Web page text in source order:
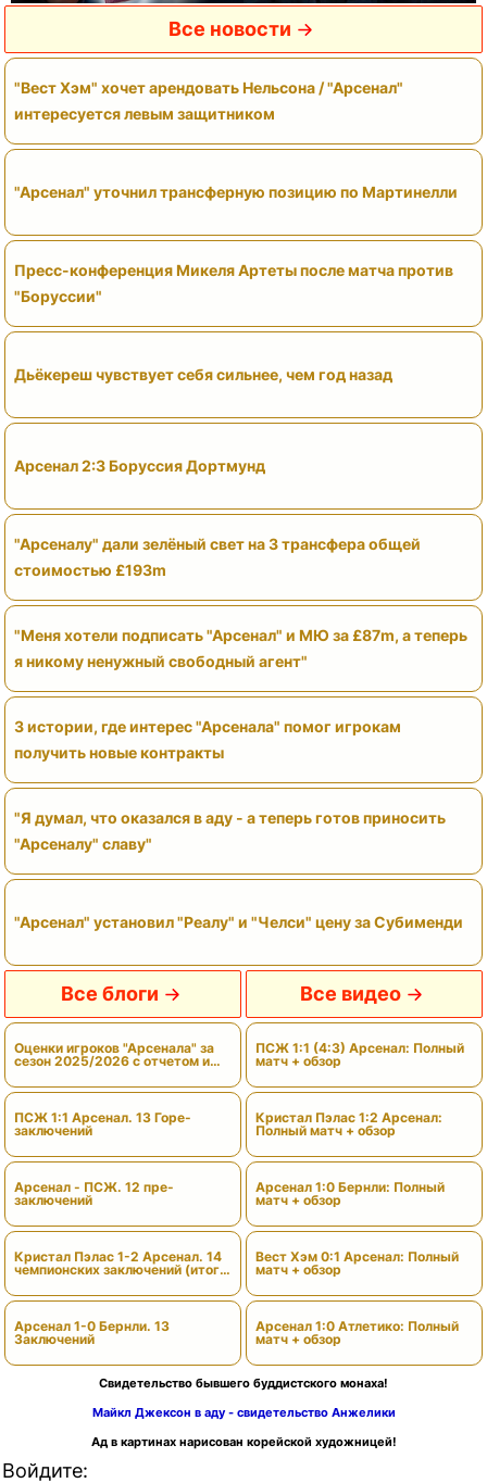
Все новости
"Вест Хэм" хочет арендовать Нельсона / "Арсенал"
интересуется левым защитником
"Арсенал" уточнил трансферную позицию по Мартинелли
Пресс-конференция Микеля Артеты после матча против
"Боруссии"
Дьёкереш чувствует себя сильнее, чем год назад
Арсенал 2:3 Боруссия Дортмунд
"Арсеналу" дали зелёный свет на 3 трансфера общей
стоимостью £193m
"Меня хотели подписать "Арсенал" и МЮ за £87m, а теперь
я никому ненужный свободный агент"
3 истории, где интерес "Арсенала" помог игрокам
получить новые контракты
"Я думал, что оказался в аду - а теперь готов приносить
"Арсеналу" славу"
"Арсенал" установил "Реалу" и "Челси" цену за Субименди
Все блоги
Оценки игроков "Арсенала" за
сезон 2025/2026 с отчетом и
вердиктами
ПСЖ 1:1 Арсенал. 13 Горе-
заключений
Арсенал - ПСЖ. 12 пре-
заключений
Кристал Пэлас 1-2 Арсенал. 14
чемпионских заключений (итоги
Арсенал 1-0 Бернли. 13
Заключений
Все видео
ПСЖ 1:1 (4:3) Арсенал: Полный
матч + обзор
Кристал Пэлас 1:2 Арсенал:
Полный матч + обзор
Арсенал 1:0 Бернли: Полный
матч + обзор
Вест Хэм 0:1 Арсенал: Полный
матч + обзор
Арсенал 1:0 Атлетико: Полный
матч + обзор
Свидетельство бывшего буддистского монаха!
Майкл Джексон в аду - свидетельство Анжелики
Ад в картинах нарисован корейской художницей!
Войдите: